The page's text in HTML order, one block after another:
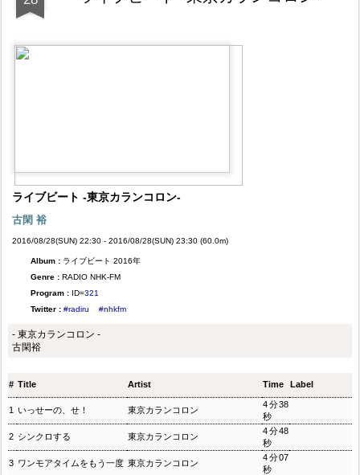
ライブビート -東京カランコロン-
古閑 裕
2016/08/28(SUN) 22:30 - 2016/08/28(SUN) 23:30 (60.0m)
Album : ライブビート 2016年
Genre : RADIO NHK-FM
Program : ID=321
Twitter : #radiru #nhkfm
- 東京カランコロン -
古閑裕
# Title Artist Time Label
1 いっせーの、せ！ 東京カランコロン
4分38
秒
2 シンクロする 東京カランコロン
4分48
秒
3 ワンモアタイムをもう一度 東京カランコロン
4分07
秒